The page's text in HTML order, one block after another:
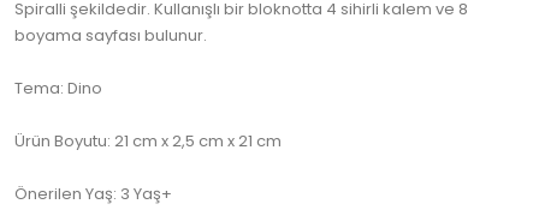
Spiralli şekildedir. Kullanışlı bir bloknotta 4 sihirli kalem ve 8
boyama sayfası bulunur.
Tema: Dino
Ürün Boyutu: 21 cm x 2,5 cm x 21 cm
Önerilen Yaş: 3 Yaş+